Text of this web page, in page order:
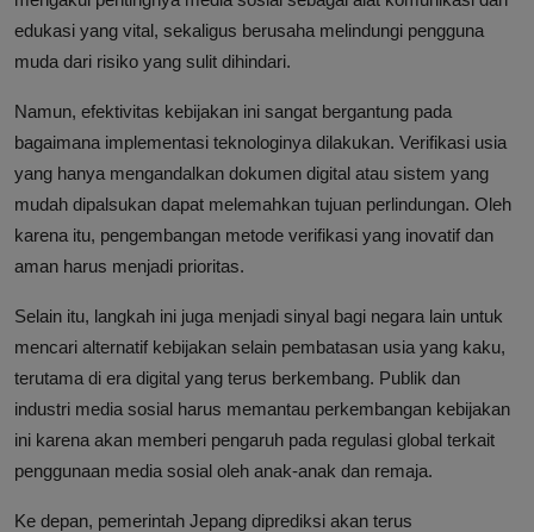
edukasi yang vital, sekaligus berusaha melindungi pengguna
muda dari risiko yang sulit dihindari.
Namun, efektivitas kebijakan ini sangat bergantung pada
bagaimana implementasi teknologinya dilakukan. Verifikasi usia
yang hanya mengandalkan dokumen digital atau sistem yang
mudah dipalsukan dapat melemahkan tujuan perlindungan. Oleh
karena itu, pengembangan metode verifikasi yang inovatif dan
aman harus menjadi prioritas.
Selain itu, langkah ini juga menjadi sinyal bagi negara lain untuk
mencari alternatif kebijakan selain pembatasan usia yang kaku,
terutama di era digital yang terus berkembang. Publik dan
industri media sosial harus memantau perkembangan kebijakan
ini karena akan memberi pengaruh pada regulasi global terkait
penggunaan media sosial oleh anak-anak dan remaja.
Ke depan, pemerintah Jepang diprediksi akan terus